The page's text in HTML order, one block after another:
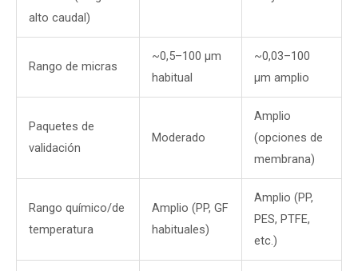
alto caudal)
Rango de micras
~0,5–100 µm
habitual
~0,03–100
µm amplio
Paquetes de
validación
Moderado
Amplio
(opciones de
membrana)
Rango químico/de
temperatura
Amplio (PP, GF
habituales)
Amplio (PP,
PES, PTFE,
etc.)